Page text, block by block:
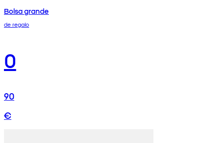
Bolsa grande
de regalo
0
90
€